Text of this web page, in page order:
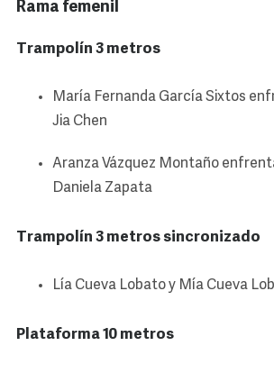
Rama femenil
Trampolín 3 metros
María Fernanda García Sixtos
Jia Chen
Aranza Vázquez Montaño
Daniela Zapata
Trampolín 3 metros sincronizado
Lía Cueva Lobato y Mía Cueva
Plataforma 10 metros